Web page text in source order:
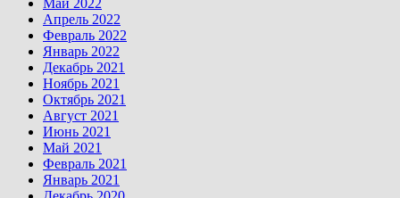
Май 2022
Апрель 2022
Февраль 2022
Январь 2022
Декабрь 2021
Ноябрь 2021
Октябрь 2021
Август 2021
Июнь 2021
Май 2021
Февраль 2021
Январь 2021